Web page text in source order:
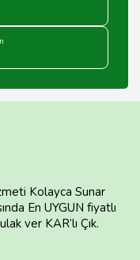
Kolayca Sunar
En UYGUN fiyatlı
ver KAR’lı Çık.